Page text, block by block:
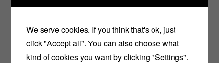
We serve cookies. If you think that's ok, just
click "Accept all". You can also choose what
kind of cookies you want by clicking "Settings".